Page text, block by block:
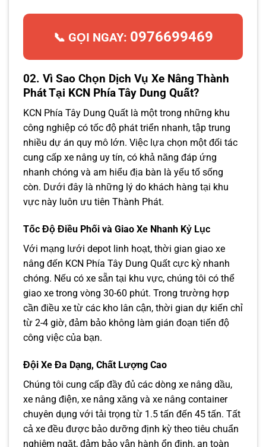
📞 GỌI NGAY: 0976699469
02. Vì Sao Chọn Dịch Vụ Xe Nâng Thành
Phát Tại KCN Phía Tây Dung Quất?
KCN Phía Tây Dung Quất là một trong những khu
công nghiệp có tốc độ phát triển nhanh, tập trung
nhiều dự án quy mô lớn. Việc lựa chọn một đối tác
cung cấp xe nâng uy tín, có khả năng đáp ứng
nhanh chóng và am hiểu địa bàn là yếu tố sống
còn. Dưới đây là những lý do khách hàng tại khu
vực này luôn ưu tiên Thành Phát.
Tốc Độ Điều Phối và Giao Xe Nhanh Kỷ Lục
Với mạng lưới depot linh hoạt, thời gian giao xe
nâng đến KCN Phía Tây Dung Quất cực kỳ nhanh
chóng. Nếu có xe sẵn tại khu vực, chúng tôi có thể
giao xe trong vòng 30-60 phút. Trong trường hợp
cần điều xe từ các kho lân cận, thời gian dự kiến chỉ
từ 2-4 giờ, đảm bảo không làm gián đoạn tiến độ
công việc của bạn.
Đội Xe Đa Dạng, Chất Lượng Cao
Chúng tôi cung cấp đầy đủ các dòng xe nâng dầu,
xe nâng điện, xe nâng xăng và xe nâng container
chuyên dụng với tải trọng từ 1.5 tấn đến 45 tấn. Tất
cả xe đều được bảo dưỡng định kỳ theo tiêu chuẩn
nghiêm ngặt, đảm bảo vận hành ổn định, an toàn